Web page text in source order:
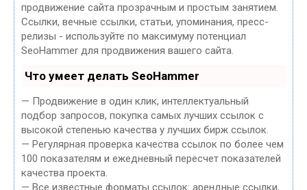
продвижение сайта прозрачным и простым занятием.
Ссылки, вечные ссылки, статьи, упоминания, пресс-
релизы - используйте по максимуму потенциал
SeoHammer для продвижения вашего сайта.
Что умеет делать SeoHammer
— Продвижение в один клик, интеллектуальный
подбор запросов, покупка самых лучших ссылок с
высокой степенью качества у лучших бирж ссылок.
— Регулярная проверка качества ссылок по более чем
100 показателям и ежедневный пересчет показателей
качества проекта.
— Все известные форматы ссылок: арендные ссылки,